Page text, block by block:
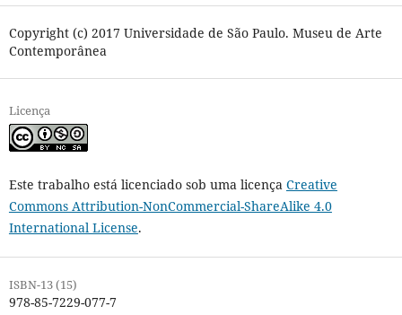
Copyright (c) 2017 Universidade de São Paulo. Museu de Arte
Contemporânea
Licença
Este trabalho está licenciado sob uma licença Creative
Commons Attribution-NonCommercial-ShareAlike 4.0
International License.
ISBN-13 (15)
978-85-7229-077-7